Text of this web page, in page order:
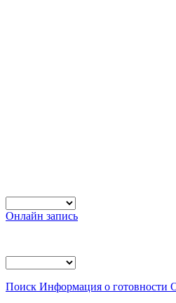
Онлайн запись
Поиск Информация о готовности